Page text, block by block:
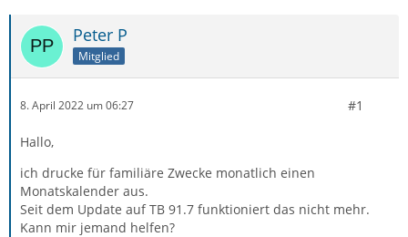
Peter P
Mitglied
8. April 2022 um 06:27 #1
Hallo,
ich drucke für familiäre Zwecke monatlich einen
Monatskalender aus.
Seit dem Update auf TB 91.7 funktioniert das nicht mehr.
Kann mir jemand helfen?